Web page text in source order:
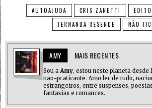
AUTOAJUDA CRIS ZANETTI
FERNANDA RESENDE
NÃO-
AMY MAIS RECENTES
Sou a Amy, estou neste planeta desde
não-praticante. Amo ler de tudo,
estrangeiros, entre suspenses,
fantasias e romances.